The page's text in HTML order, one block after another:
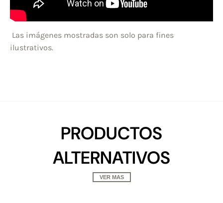
Las imágenes mostradas son solo para fines
ilustrativos.
PRODUCTOS
ALTERNATIVOS
VER MAS